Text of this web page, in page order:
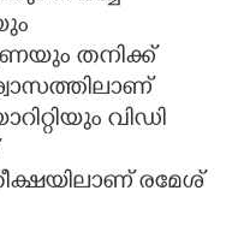
തനിക്ക്
വിഡി
രമേശ്